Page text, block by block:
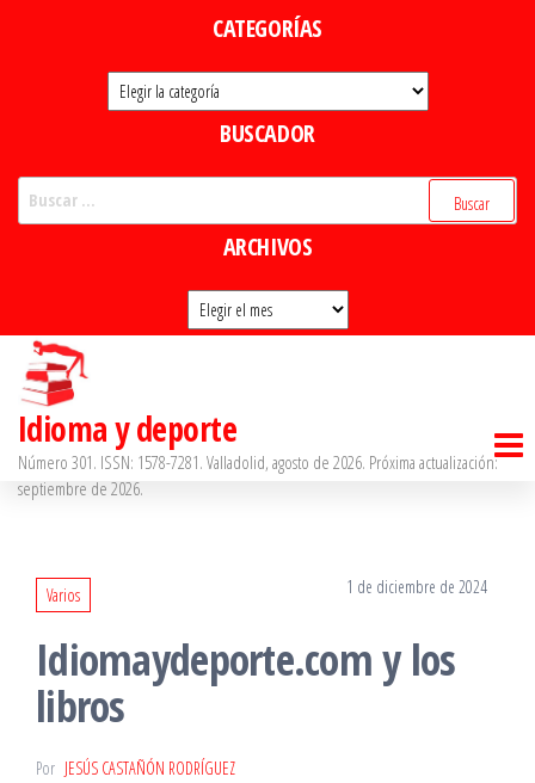
CATEGORÍAS
Categorías
BUSCADOR
ARCHIVOS
Archivos
Idioma y deporte
Número 301. ISSN: 1578-7281. Valladolid, agosto de 2026. Próxima actualización:
septiembre de 2026.
Varios 1 de diciembre de 2024
Idiomaydeporte.com y los
libros
Por JESÚS CASTAÑÓN RODRÍGUEZ